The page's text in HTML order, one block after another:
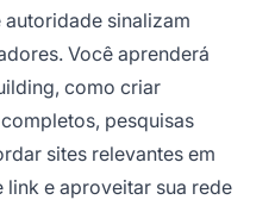
sinalizam
Você aprenderá
como criar
pesquisas
sites relevantes em
e aproveitar sua rede